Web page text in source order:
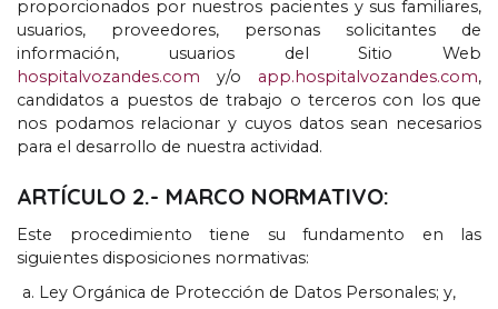
proporcionados por nuestros pacientes y sus familiares,
usuarios, proveedores, personas solicitantes de
información, usuarios del Sitio Web
hospitalvozandes.com
y/o app.hospitalvozandes.com,
candidatos a puestos de trabajo o terceros con los que
nos podamos relacionar y cuyos datos sean necesarios
para el desarrollo de nuestra actividad.
ARTÍCULO 2.- MARCO NORMATIVO:
Este procedimiento tiene su fundamento en las
siguientes disposiciones normativas:
Ley Orgánica de Protección de Datos Personales; y,